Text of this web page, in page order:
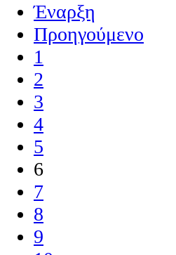
Έναρξη
Προηγούμενο
1
2
3
4
5
6
7
8
9